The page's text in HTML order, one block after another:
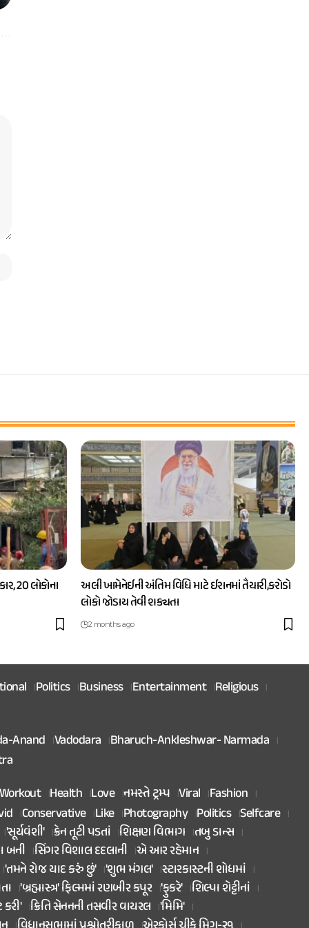
20 લોકોના
અલી ખામેનેઈની અંતિમ વિધિ માટે ઈરાનમાં તૈયારી,કરોડો
લોકો જોડાય તેવી શક્યતા
2 months ago
Politics Business Entertainment Religious
Anand Vadodara Bharuch-Ankleshwar- Narmada
Health Love નમસ્તે ટ્રમ્પ Viral Fashion
Conservative Like Photography Politics Selfcare
'સૂર્યવંશી' ક્રેન તૂટી પડતાં શિક્ષણ વિભાગ તબુ ડાન્સ
બની સિંગર વિશાલ દદલાની એ આર રહેમાન
'તમને રોજ યાદ કરું છું' 'શુભ મંગલ' સ્ટારકાસ્ટની શોધમાં
'બ્રહ્માસ્ત્ર' ફિલ્મમાં રણબીર કપૂર 'ફુકરે' શિલ્પા શેટ્ટીનાં
ક્રિતિ સેનનની તસવીર વાયરલ 'મિમિ'